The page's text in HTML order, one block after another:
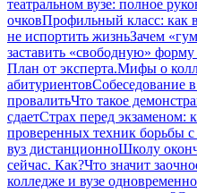
театральном вузе: полное
очковПрофильный класс: как
не испортить жизньЗачем
заставить «свободную»
План от эксперта.Мифы о
абитуриентовСобеседование
провалитьЧто такое
сдаетСтрах перед экзаменом:
проверенных техник борьбы
вуз дистанционноШколу
сейчас. Как?Что значит
колледже и вузе